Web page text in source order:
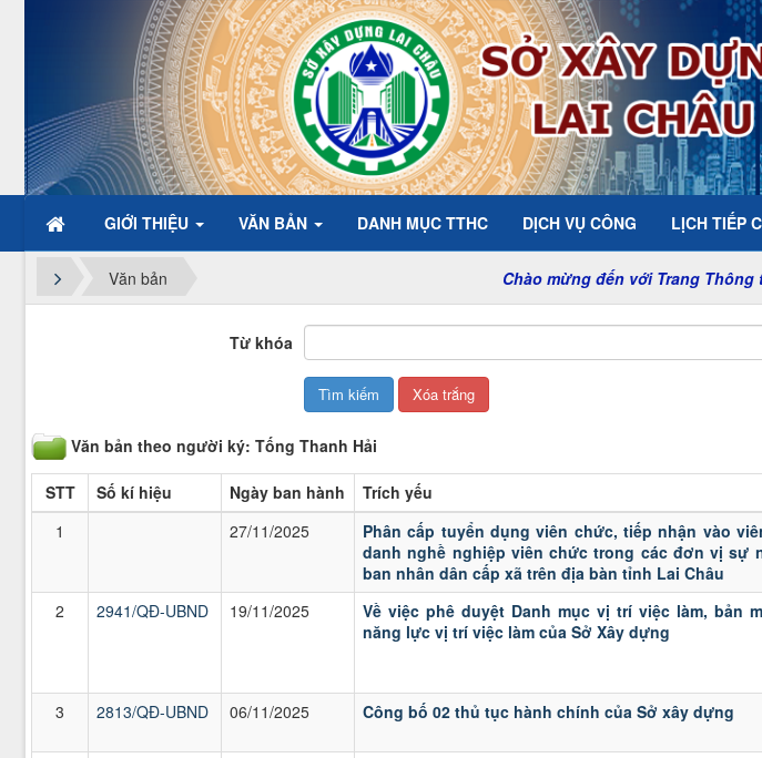
GIỚI THIỆU VĂN BẢN DANH MỤC TTHC DỊCH VỤ CÔNG LỊCH TIẾP
Văn bản Chào mừng đến với Trang Thông tin điện
Từ khóa
Văn bản theo người ký: Tống Thanh Hải
STT Số kí hiệu Ngày ban hành Trích yếu
1
27/11/2025
Phân cấp tuyển dụng viên chức, tiếp nhận vào
danh nghề nghiệp viên chức trong các đơn vị sự
ban nhân dân cấp xã trên địa bàn tỉnh Lai Châu
2 2941/QĐ-UBND 19/11/2025
Về việc phê duyệt Danh mục vị trí việc làm, bản
năng lực vị trí việc làm của Sở Xây dựng
3
2813/QĐ-UBND 06/11/2025 Công bố 02 thủ tục hành chính của Sở xây dựng